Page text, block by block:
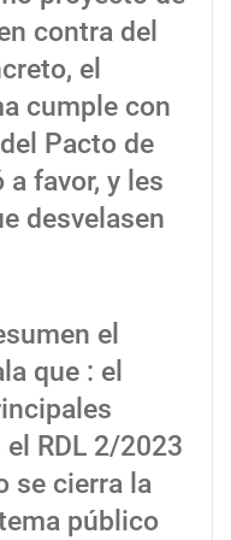
contra del
el
cumple con
Pacto de
a favor, y les
desvelasen
el
que : el
RDL 2/2023
se cierra la
público